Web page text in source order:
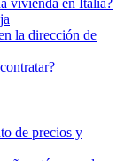
la dirección de
de precios y